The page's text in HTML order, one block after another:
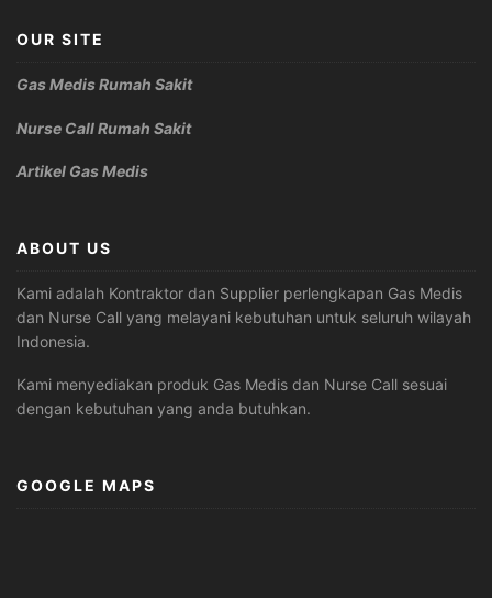
OUR SITE
Gas Medis Rumah Sakit
Nurse Call Rumah Sakit
Artikel Gas Medis
ABOUT US
Kami adalah Kontraktor dan Supplier perlengkapan Gas Medis
dan Nurse Call yang melayani kebutuhan untuk seluruh wilayah
Indonesia.
Kami menyediakan produk Gas Medis dan Nurse Call sesuai
dengan kebutuhan yang anda butuhkan.
GOOGLE MAPS